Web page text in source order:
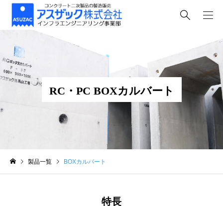
RC・PC BOXカルバート
製品一覧 BOXカルバート
特長